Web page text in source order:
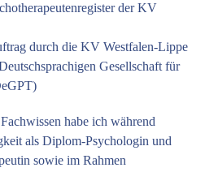
der KV
durch die KV Westfalen-Lippe
Gesellschaft für
habe ich während
als Diplom-Psychologin und
sowie im Rahmen